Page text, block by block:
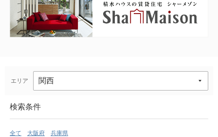
エリア
検索条件
全て 大阪府 兵庫県